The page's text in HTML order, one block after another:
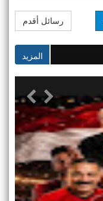
رسائل أقدم